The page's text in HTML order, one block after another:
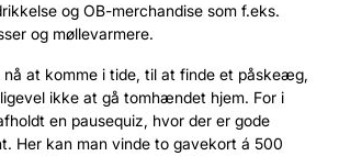
og OB-merchandise som f.eks.
og møllevarmere.
nå at komme i tide, til at finde et påskeæg,
ikke at gå tomhændet hjem. For i
en pausequiz, hvor der er gode
Her kan man vinde to gavekort á 500